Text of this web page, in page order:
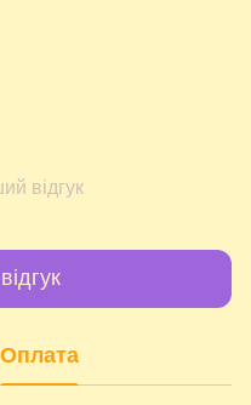
відгук
Оплата